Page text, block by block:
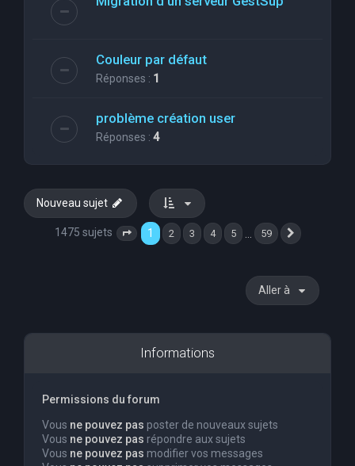
Couleur par défaut
Réponses : 1
problème création user
Réponses : 4
Nouveau sujet
1475 sujets Page 1 sur59
1 2 3 4 5 59
Aller à
Informations
Permissions du forum
Vous ne pouvez pas poster de nouveaux sujets
Vous ne pouvez pas répondre aux sujets
Vous ne pouvez pas modifier vos messages